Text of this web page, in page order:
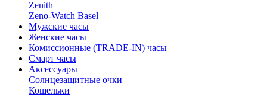
Zenith
Zeno-Watch Basel
Мужские часы
Женские часы
Комиссионные (TRADE-IN) часы
Смарт часы
Аксессуары
Солнцезащитные очки
Кошельки